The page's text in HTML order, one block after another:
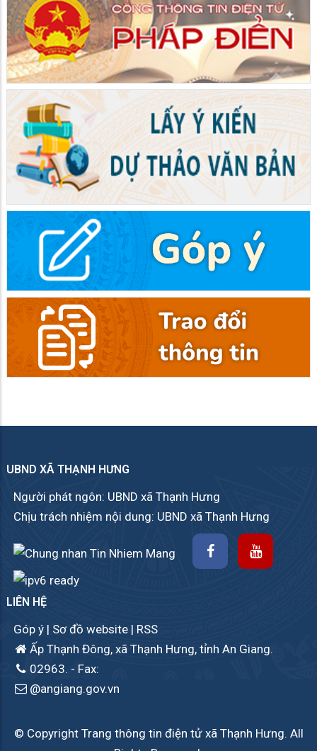
UBND XÃ THẠNH HƯNG
Người phát ngôn: UBND xã Thạnh Hưng
Chịu trách nhiệm nội dung: UBND xã Thạnh Hưng
LIÊN HỆ
Góp ý | Sơ đồ website | RSS
Ấp Thạnh Đông, xã Thạnh Hưng, tỉnh An Giang.
02963. - Fax:
@angiang.gov.vn
© Copyright Trang thông tin điện tử xã Thạnh Hưng. All